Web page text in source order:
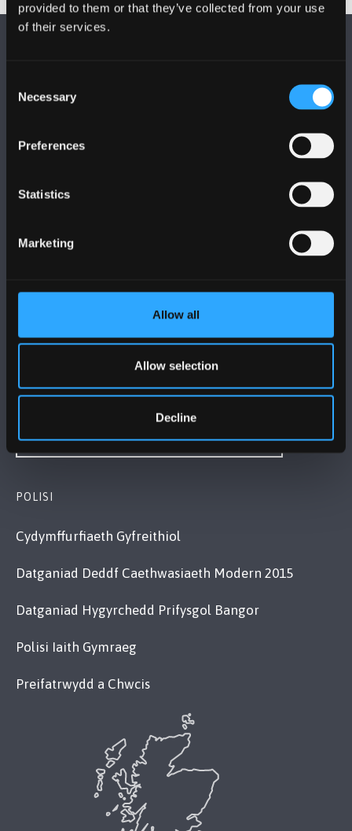
provided to them or that they’ve collected from your use
of their services.
Selection
Necessary
Preferences
Statistics
Marketing
Allow all
Allow selection
Decline
PRIFYSGOL BANGOR
Cysylltwch â Ni
YMWELD Â’R BRIFYSGOL
MAPIAU A CHYFARWYDDIADAU TEITHIO
POLISI
Cydymffurfiaeth Gyfreithiol
Datganiad Deddf Caethwasiaeth Modern 2015
Datganiad Hygyrchedd Prifysgol Bangor
Polisi Iaith Gymraeg
Preifatrwydd a Chwcis